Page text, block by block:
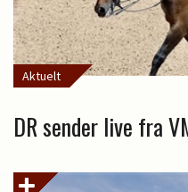
Aktuelt
DR sender live fra